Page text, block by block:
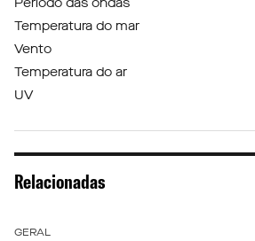
Período das ondas
Temperatura do mar
Vento
Temperatura do ar
UV
Relacionadas
GERAL